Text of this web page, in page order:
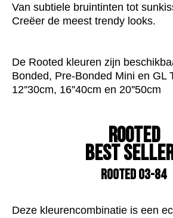
Van subtiele bruintinten tot
Creëer de meest trendy looks.
De Rooted kleuren zijn
Bonded, Pre-Bonded Mini en GL
12''30cm, 16''40cm en 20''50cm
Rooted
Best
ROOTED 03-84
Deze kleurencombinatie is een